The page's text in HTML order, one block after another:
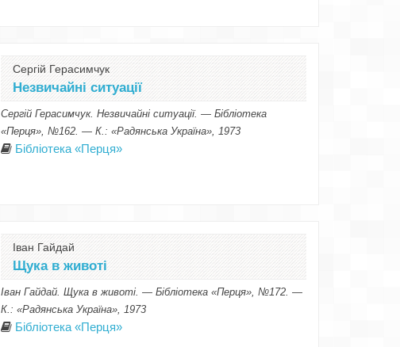
Сергій Герасимчук
Незвичайні ситуації
Сергій Герасимчук. Незвичайні ситуації. — Бібліотека
«Перця», №162. — К.: «Радянська Україна», 1973
Бібліотека «Перця»
Іван Гайдай
Щука в животі
Іван Гайдай. Щука в животі. — Бібліотека «Перця», №172. —
К.: «Радянська Україна», 1973
Бібліотека «Перця»